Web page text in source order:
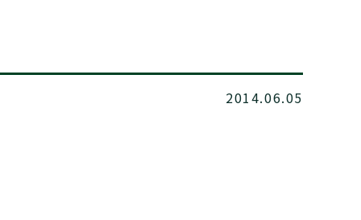
2014.06.05